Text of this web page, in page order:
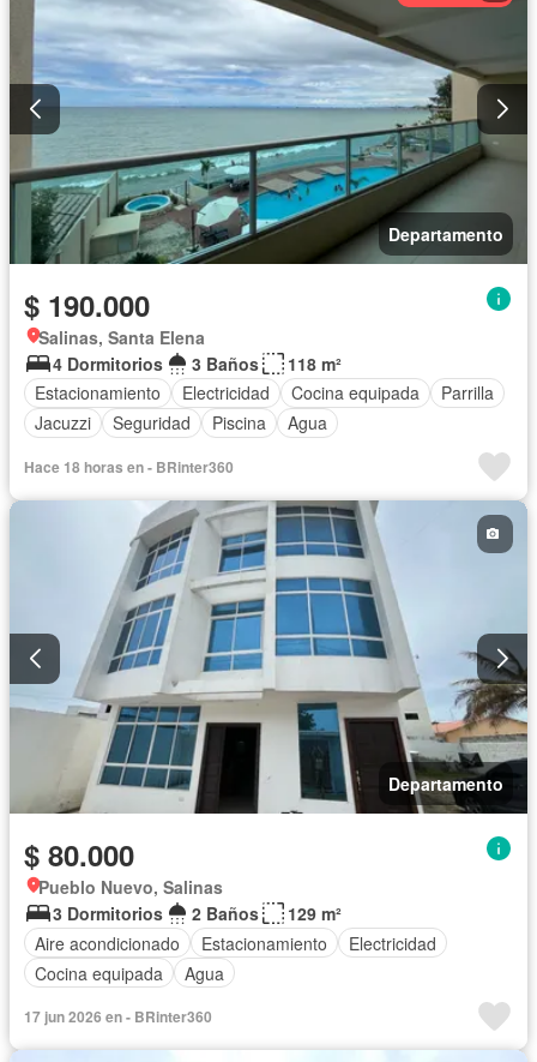
Departamento
$ 190.000
Salinas, Santa Elena
4 Dormitorios
3 Baños
118 m²
Estacionamiento
Electricidad Cocina equipada
Parrilla
Jacuzzi
Seguridad Piscina Agua
Hace 18 horas en - BRinter360
Departamento
$ 80.000
Pueblo Nuevo, Salinas
3 Dormitorios
2 Baños
129 m²
Aire acondicionado
Estacionamiento
Electricidad
Cocina equipada
Agua
17 jun 2026 en - BRinter360